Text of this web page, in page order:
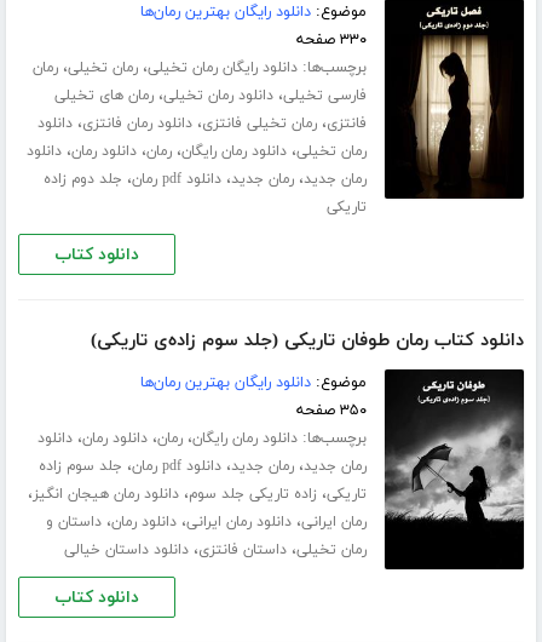
موضوع:دانلود رایگان بهترین رمان‌ها
۳۳۰ صفحه
برچسب‌ها:دانلود رایگان رمان تخیلی،رمان تخیلی،رمان
فارسی تخیلی،دانلود رمان تخیلی،رمان های تخیلی
فانتزی،رمان تخیلی فانتزی،دانلود رمان فانتزی،دانلود
رمان تخیلی،دانلود رمان رایگان،رمان،دانلود رمان،دانلود
رمان جدید،رمان جدید،دانلود pdf رمان ، جلد دوم زاده
تاریکی
دانلود کتاب
دانلود کتاب رمان طوفان تاریکی (جلد سوم زاده‌ی تاریکی)
موضوع:دانلود رایگان بهترین رمان‌ها
۳۵۰ صفحه
برچسب‌ها:دانلود رمان رایگان،رمان،دانلود رمان،دانلود
رمان جدید،رمان جدید،دانلود pdf رمان ، جلد سوم زاده
تاریکی، زاده تاریکی جلد سوم،دانلود رمان هیجان انگیز،
رمان ایرانی،دانلود رمان ایرانی،دانلود رمان،داستان و
رمان تخیلی،داستان فانتزی،دانلود داستان خیالی
دانلود کتاب